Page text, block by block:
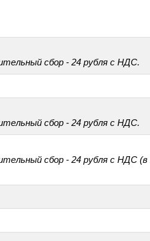
сбор - 24 рубля с НДС.
сбор - 24 рубля с НДС.
сбор - 24 рубля с НДС